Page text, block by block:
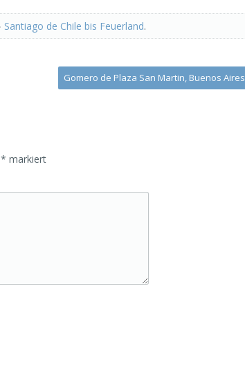
Santiago de Chile bis Feuerland.
Gomero de Plaza San Martin, Buenos Aires
* markiert